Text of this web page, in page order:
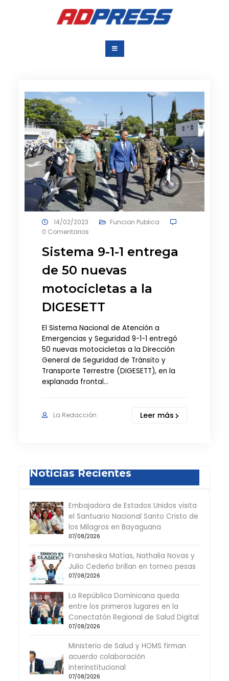
Agencia Dominicana
de Prensa
14/02/2023
Funcion Publica
0 Comentarios
Sistema 9-1-1 entrega
de 50 nuevas
motocicletas a la
DIGESETT
El Sistema Nacional de Atención a
Emergencias y Seguridad 9-1-1 entregó
50 nuevas motocicletas a la Dirección
General de Seguridad de Tránsito y
Transporte Terrestre (DIGESETT), en la
explanada frontal…
La Redacción Leer más
Noticias Recientes
Embajadora de Estados Unidos visita
el Santuario Nacional Santo Cristo de
los Milagros en Bayaguana
07/08/2026
Fransheska Matías, Nathalia Novas y
Julio Cedeño brillan en torneo pesas
07/08/2026
La República Dominicana queda
entre los primeros lugares en la
Conectatón Regional de Salud Digital
07/08/2026
Ministerio de Salud y HOMS firman
acuerdo colaboración
interinstitucional
07/08/2026